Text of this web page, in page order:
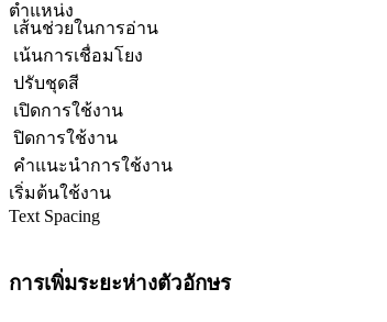
ตำแหน่ง
เส้นช่วยในการอ่าน
เน้นการเชื่อมโยง
ปรับชุดสี
เปิดการใช้งาน
ปิดการใช้งาน
คำแนะนำการใช้งาน
เริ่มต้นใช้งาน
Text Spacing
การเพิ่มระยะห่างตัวอักษร